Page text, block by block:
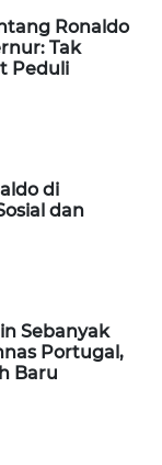
Ronaldo
Tak
Peduli
di
dan
Sebanyak
Portugal,
Baru